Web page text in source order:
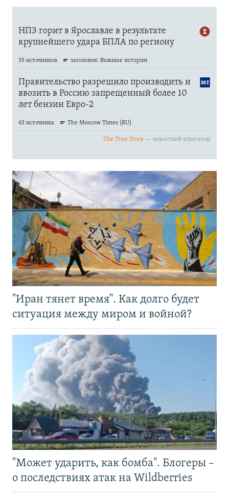
"Иран тянет время". Как долго будет
ситуация между миром и войной?
"Может ударить, как бомба". Блогеры –
о последствиях атак на Wildberries